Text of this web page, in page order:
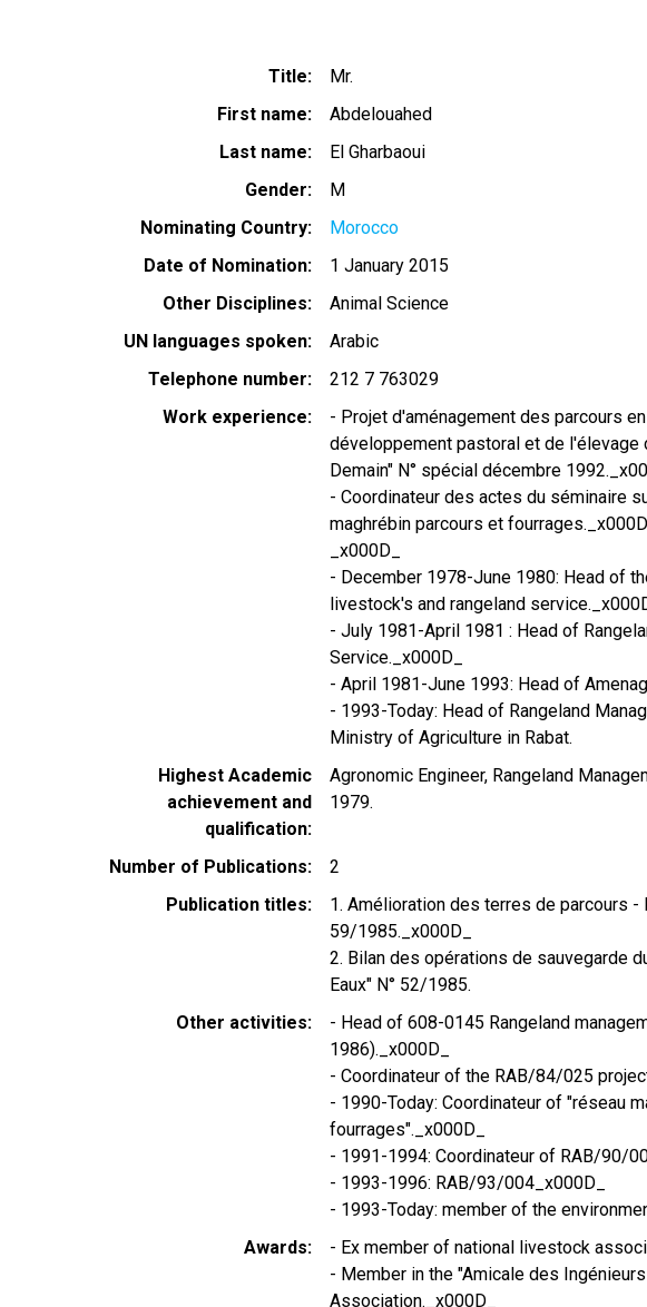
Title
Mr.
First name
Abdelouahed
Last name
El Gharbaoui
Gender
M
Nominating Country
Morocco
Date of Nomination
1 January 2015
Other Disciplines
Animal Science
UN languages spoken
Arabic
Telephone number
212 7 763029
Work experience
- Projet d'aménagement des parcours
développement pastoral et de l'élevage
Demain" N° spécial décembre
- Coordinateur des actes du séminaire
maghrébin parcours et fourrages._x000D_
_x000D_
- December 1978-June 1980: Head of
livestock's and rangeland
- July 1981-April 1981 : Head of
Service._x000D_
- April 1981-June 1993: Head of
- 1993-Today: Head of Rangeland
Ministry of Agriculture in Rabat.
Highest Academic
achievement and
qualification
Agronomic Engineer, Rangeland
1979.
Number of Publications
2
Publication titles
1. Amélioration des terres de parcours -
59/1985._x000D_
2. Bilan des opérations de sauvegarde
Eaux" N° 52/1985.
Other activities
- Head of 608-0145 Rangeland
1986)._x000D_
- Coordinateur of the RAB/84/025
- 1990-Today: Coordinateur of "réseau
fourrages"._x000D_
- 1991-1994: Coordinateur of RAB/90/
- 1993-1996: RAB/93/004_x000D_
- 1993-Today: member of the
Awards
- Ex member of national livestock
- Member in the "Amicale des
Association._x000D_